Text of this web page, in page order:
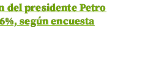
del presidente Petro
según encuesta